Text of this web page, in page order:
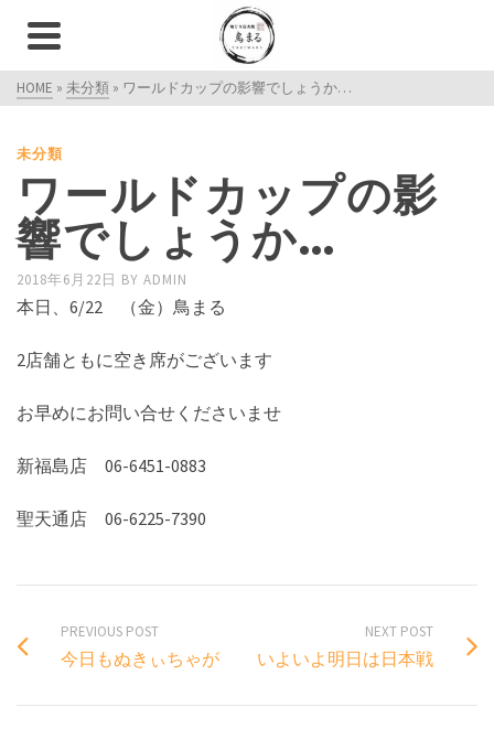
HOME » 未分類 » ワールドカップの影響でしょうか…
未分類
ワールドカップの影
響でしょうか…
2018年6月22日 BY ADMIN
本日、6/22 （金）鳥まる
2店舗ともに空き席がございます
お早めにお問い合せくださいませ
新福島店 06-6451-0883
聖天通店 06-6225-7390
PREVIOUS POST
今日もぬきぃちゃが
NEXT POST
いよいよ明日は日本戦